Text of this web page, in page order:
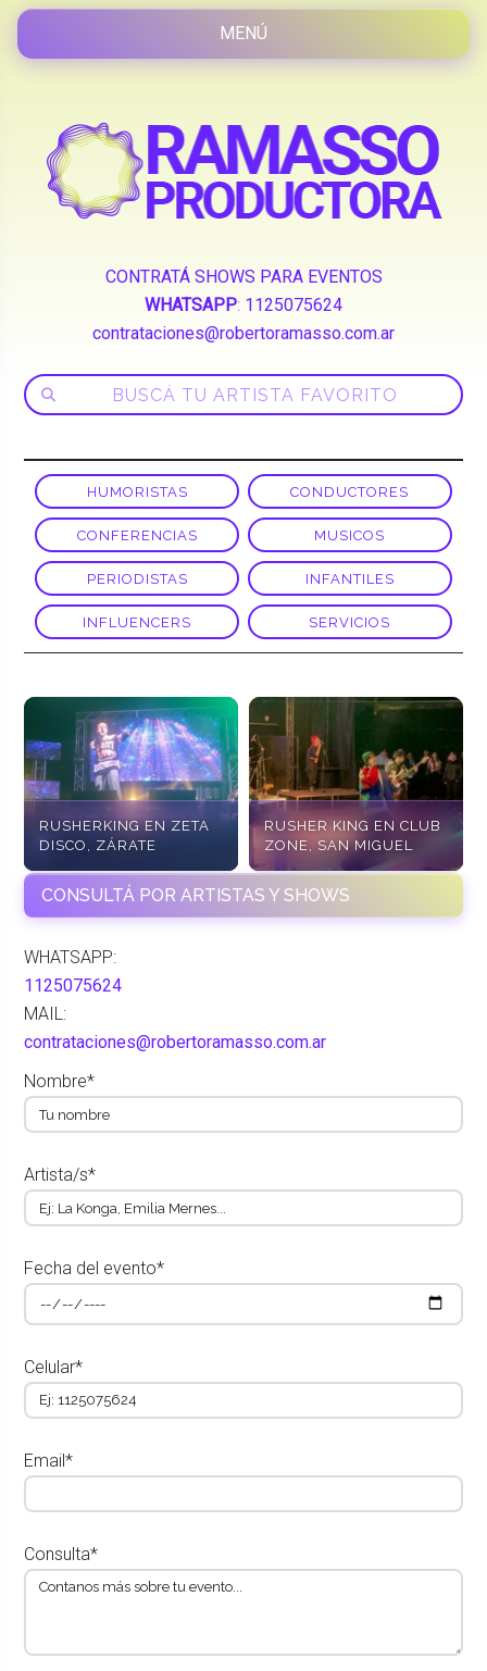
CONTRATÁ SHOWS PARA EVENTOS
WHATSAPP: 1125075624
contrataciones@robertoramasso.com.ar
HUMORISTAS CONDUCTORES
CONFERENCIAS MUSICOS
PERIODISTAS INFANTILES
INFLUENCERS SERVICIOS
RUSHERKING EN ZETA
DISCO, ZÁRATE
RUSHER KING EN CLUB
ZONE, SAN MIGUEL
CONSULTÁ POR ARTISTAS Y SHOWS
WHATSAPP:
1125075624
MAIL:
contrataciones@robertoramasso.com.ar
Nombre*
Artista/s*
Fecha del evento*
Celular*
Email*
Consulta*